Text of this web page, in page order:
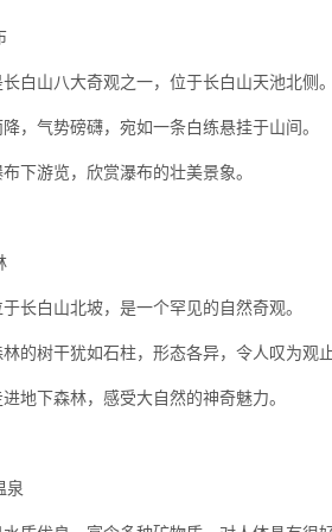
长白山八大奇观之一，位于长白山天池北侧
，气势磅礴，宛如一条白练悬挂于山间。
下游览，欣赏瀑布的壮美景象。
长白山北坡，是一个罕见的自然奇观。
的树干犹如石柱，形态各异，令人叹为观
地下森林，感受大自然的神奇魅力。
泉